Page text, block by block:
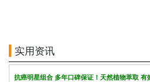
实用资讯
抗癌明星组合 多年口碑保证！天然植物萃取 有